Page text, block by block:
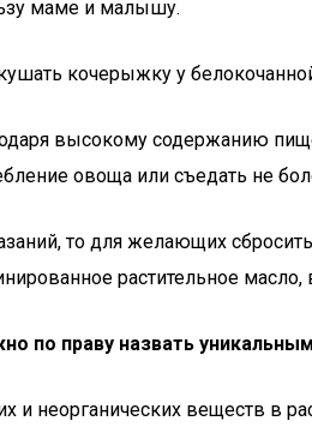
маме и малышу.
кочерыжку у
высокому содержанию
овоща или съедать не
то для желающих
растительное
по праву назвать
и неорганических веществ в